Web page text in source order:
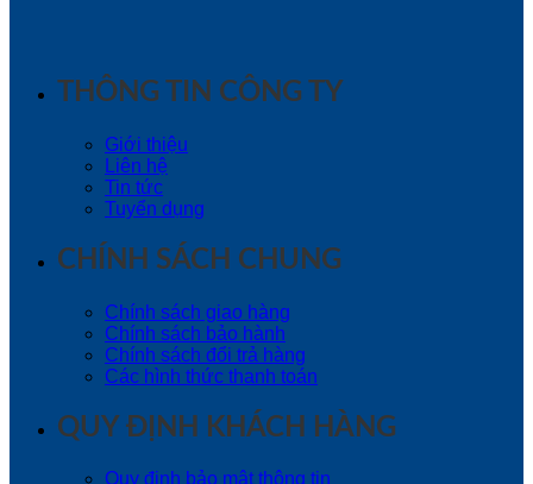
THÔNG TIN CÔNG TY
Giới thiệu
Liên hệ
Tin tức
Tuyển dụng
CHÍNH SÁCH CHUNG
Chính sách giao hàng
Chính sách bảo hành
Chính sách đổi trả hàng
Các hình thức thanh toán
QUY ĐỊNH KHÁCH HÀNG
Quy định bảo mật thông tin